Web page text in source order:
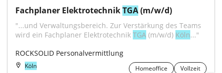
Fachplaner Elektrotechnik TGA (m/w/d)
"...und Verwaltungsbereich. Zur Verstärkung des Teams
wird ein Fachplaner Elektrotechnik TGA (m/w/d) Köln..."
ROCKSOLID Personalvermittlung
Köln Homeoffice Vollzeit